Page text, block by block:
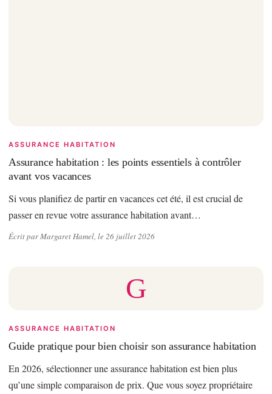
ASSURANCE HABITATION
Assurance habitation : les points essentiels à contrôler
avant vos vacances
Si vous planifiez de partir en vacances cet été, il est crucial de
passer en revue votre assurance habitation avant…
Écrit par Margaret Hamel, le 26 juillet 2026
G
ASSURANCE HABITATION
Guide pratique pour bien choisir son assurance habitation
En 2026, sélectionner une assurance habitation est bien plus
qu’une simple comparaison de prix. Que vous soyez propriétaire